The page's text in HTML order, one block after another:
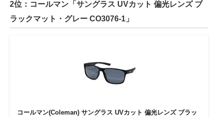
2位：コールマン「サングラス UVカット 偏光レンズ ブ
ラックマット・グレー CO3076-1」
コールマン(Coleman) サングラス UVカット 偏光レンズ ブラッ